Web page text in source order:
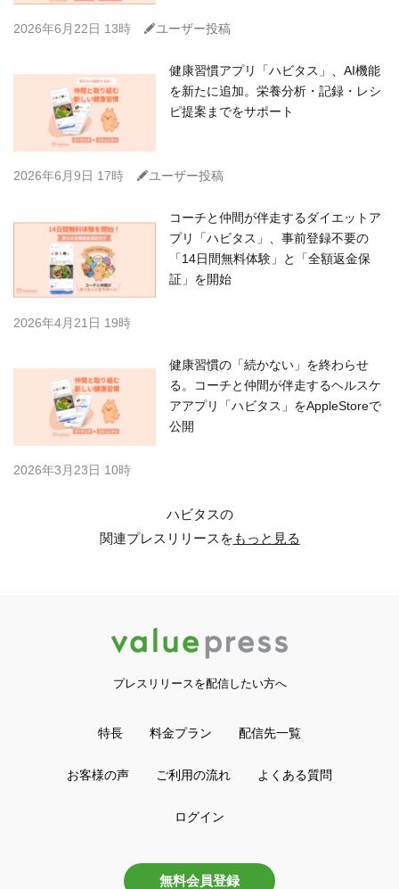
2026年6月22日 13時 Cユーザー投稿
健康習慣アプリ「ハビタス」、AI機能
を新たに追加。栄養分析・記録・レシ
ピ提案までをサポート
2026年6月9日 17時 Cユーザー投稿
コーチと仲間が伴走するダイエットア
プリ「ハビタス」、事前登録不要の
「14日間無料体験」と「全額返金保
証」を開始
2026年4月21日 19時
健康習慣の「続かない」を終わらせ
る。コーチと仲間が伴走するヘルスケ
アアプリ「ハビタス」をAppleStoreで
公開
2026年3月23日 10時
ハビタスの
関連プレスリリースをもっと見る
プレスリリースを配信したい方へ
特長 料金プラン 配信先一覧
お客様の声 ご利用の流れ よくある質問
ログイン
無料会員登録